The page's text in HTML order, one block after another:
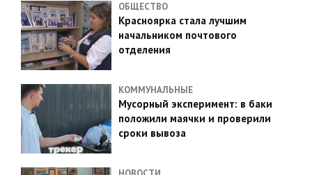
ОБЩЕСТВО
Красноярка стала лучшим
начальником почтового
отделения
КОММУНАЛЬНЫЕ
Мусорный эксперимент: в баки
положили маячки и проверили
сроки вывоза